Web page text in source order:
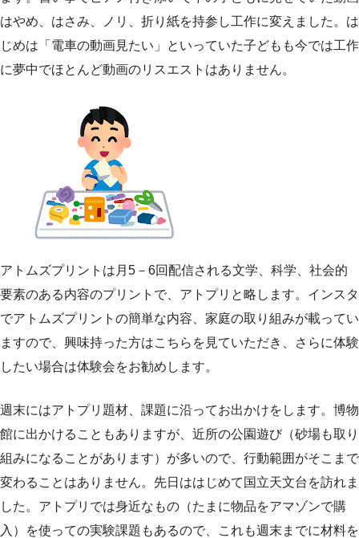
はやめ、はさみ、ノリ、折り紙を持参し工作に変えました。は
じめは「電車の動画見たい」といっていた子どもも今では工作
に夢中でほとんど動画のリスエストはありません。
アトムズプリントは月5－6回配信される文学、科学、社会的
要素のある内容のプリントで、アトプリと略します。インスタ
でアトムズプリントの簡単な内容、家庭の取り組みが載ってい
ますので、興味持った方はこちらを見ていただき、さらに体験
したい場合は体験会をお勧めします。
週末にはアトプリ題材、課題に沿ってお出かけをします。博物
館に出かけることもありますが、近所の公園遊び（砂場も取り
組みになることがあります）が多いので、行動範囲がそこまで
変わることはありません。先日ははじめて国立天文台を訪れま
した。アトプリでは身近なもの（たまに物品をアマゾンで購
入）を使っての実験課題もあるので、これも週末までに材料を